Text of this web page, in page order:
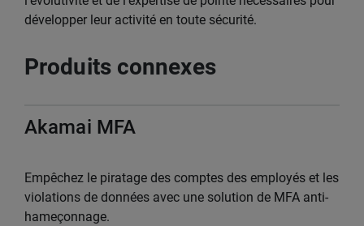
développer leur activité en toute sécurité.
Produits connexes
Akamai MFA
Empêchez le piratage des comptes des employés et les
violations de données avec une solution de MFA anti-
hameçonnage.